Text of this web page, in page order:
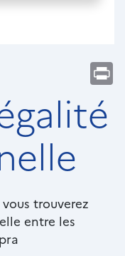
trouverez
entre les